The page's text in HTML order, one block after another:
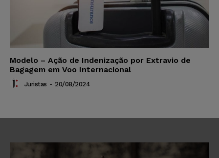
Modelo – Ação de Indenização por Extravio de
Bagagem em Voo Internacional
Juristas - 20/08/2024